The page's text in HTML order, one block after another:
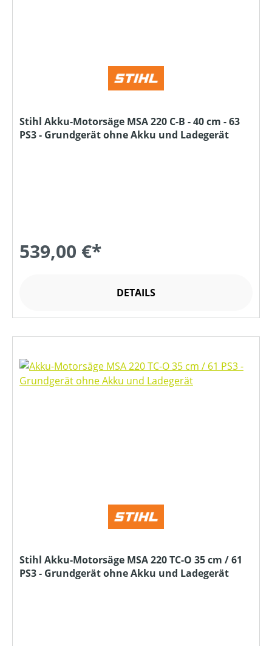
Stihl Akku-Motorsäge MSA 220 C-B - 40 cm - 63
PS3 - Grundgerät ohne Akku und Ladegerät
539,00 €*
DETAILS
Stihl Akku-Motorsäge MSA 220 TC-O 35 cm / 61
PS3 - Grundgerät ohne Akku und Ladegerät